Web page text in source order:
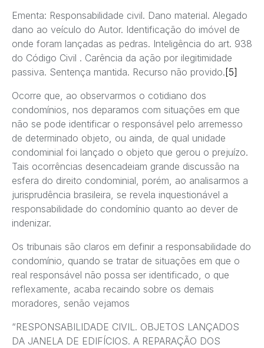
Ementa: Responsabilidade civil. Dano material. Alegado
dano ao veículo do Autor. Identificação do imóvel de
onde foram lançadas as pedras. Inteligência do art. 938
do Código Civil . Carência da ação por ilegitimidade
passiva. Sentença mantida. Recurso não provido.[5]
Ocorre que, ao observarmos o cotidiano dos
condomínios, nos deparamos com situações em que
não se pode identificar o responsável pelo arremesso
de determinado objeto, ou ainda, de qual unidade
condominial foi lançado o objeto que gerou o prejuízo.
Tais ocorrências desencadeiam grande discussão na
esfera do direito condominial, porém, ao analisarmos a
jurisprudência brasileira, se revela inquestionável a
responsabilidade do condomínio quanto ao dever de
indenizar.
Os tribunais são claros em definir a responsabilidade do
condomínio, quando se tratar de situações em que o
real responsável não possa ser identificado, o que
reflexamente, acaba recaindo sobre os demais
moradores, senão vejamos
“RESPONSABILIDADE CIVIL. OBJETOS LANÇADOS
DA JANELA DE EDIFÍCIOS. A REPARAÇÃO DOS